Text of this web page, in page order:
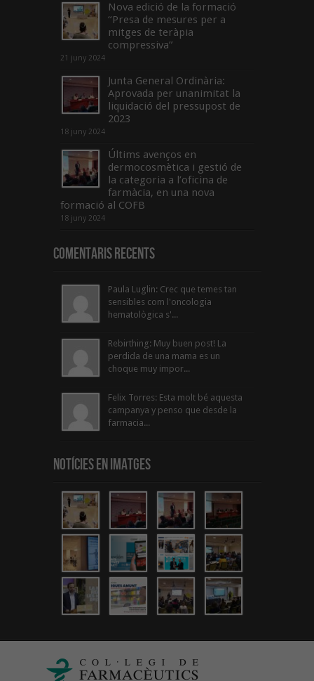
Nova edició de la formació
“Presa de mesures per a
mitges de teràpia
compressiva”
21 juny 2024
Junta General Ordinària:
Aprovada per unanimitat la
liquidació del pressupost de
2023
18 juny 2024
Últims avenços en
dermocosmètica i gestió de
la categoria a l’oficina de
farmàcia, en una nova
formació al COFB
18 juny 2024
Comentaris Recents
Paula Luglin: Crec que temes tan
sensibles com l'oncologia
hematològica s'...
Rebirthing: Muy buen post! La
perdida de una mama es un
choque muy impor...
Felix Torres: Esta molt bé aquesta
campanya y penso que desde la
farmacia...
Notícies en Imatges